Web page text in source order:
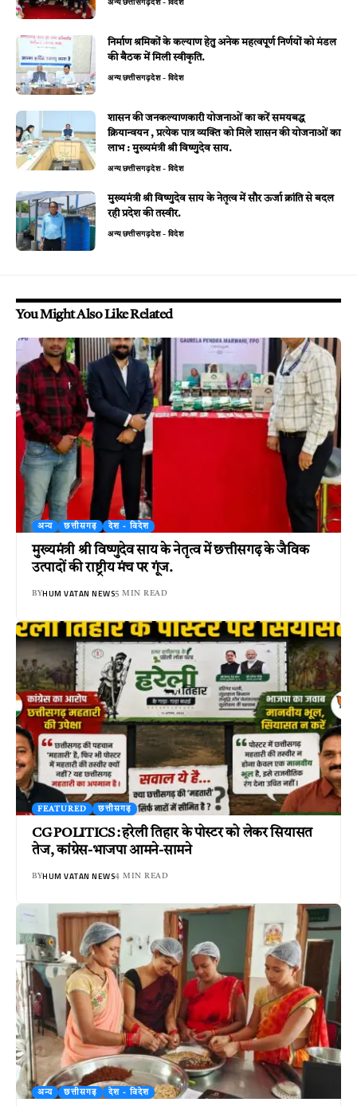
निर्माण श्रमिकों के कल्याण हेतु अनेक महत्वपूर्ण निर्णयों को मंडल
की बैठक में मिली स्वीकृति.
अन्यछत्तीसगढ़देश - विदेश
शासन की जनकल्याणकारी योजनाओं का करें समयबद्ध
क्रियान्वयन , प्रत्येक पात्र व्यक्ति को मिले शासन की योजनाओं का
लाभ : मुख्यमंत्री श्री विष्णुदेव साय.
अन्यछत्तीसगढ़देश - विदेश
मुख्यमंत्री श्री विष्णुदेव साय के नेतृत्व में सौर ऊर्जा क्रांति से बदल
रही प्रदेश की तस्वीर.
अन्यछत्तीसगढ़देश - विदेश
You Might Also Like Related
अन्य छत्तीसगढ़ देश - विदेश
मुख्यमंत्री श्री विष्णुदेव साय के नेतृत्व में छत्तीसगढ़ के जैविक
उत्पादों की राष्ट्रीय मंच पर गूंज.
BYHUM VATAN NEWS5 MIN READ
FEATURED छत्तीसगढ़
CG POLITICS : हरेली तिहार के पोस्टर को लेकर सियासत
तेज, कांग्रेस-भाजपा आमने-सामने
BYHUM VATAN NEWS4 MIN READ
अन्य छत्तीसगढ़ देश - विदेश